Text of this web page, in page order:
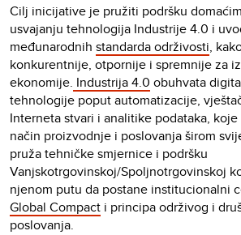
Cilj inicijative je pružiti podršku
usvajanju tehnologija Industrije 4.0 i
međunarodnih standarda održivosti,
konkurentnije, otpornije i spremnije za
ekonomije. Industrija 4.0 obuhvata
tehnologije poput automatizacije,
Interneta stvari i analitike podataka,
način proizvodnje i poslovanja širom
pruža tehničke smjernice i podršku
Vanjskotrgovinskoj/Spoljnotrgovinskoj
njenom putu da postane institucionalni
Global Compact i principa održivog i
poslovanja.